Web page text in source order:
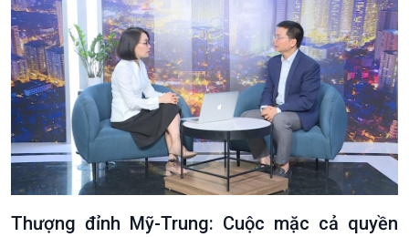
Thượng đỉnh Mỹ-Trung: Cuộc mặc cả quyền